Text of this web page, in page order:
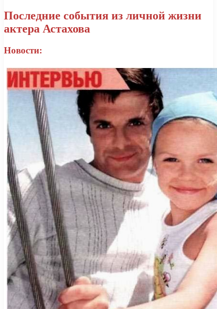
Последние события из личной жизни
актера Астахова
Новости: